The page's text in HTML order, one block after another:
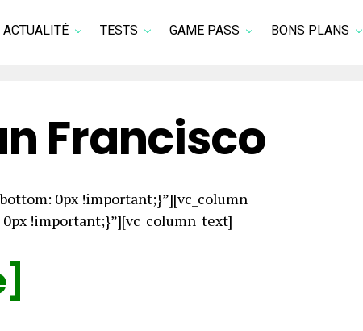
ACTUALITÉ TESTS GAME PASS BONS PLANS
Francisco
0px !important;}”][vc_column
!important;}”][vc_column_text]